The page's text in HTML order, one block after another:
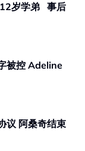
岁学弟 事后
结束